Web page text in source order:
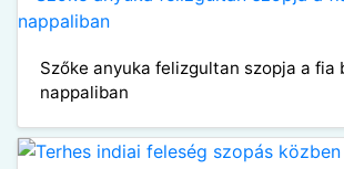
Szőke anyuka felizgultan szopja a fia
nappaliban